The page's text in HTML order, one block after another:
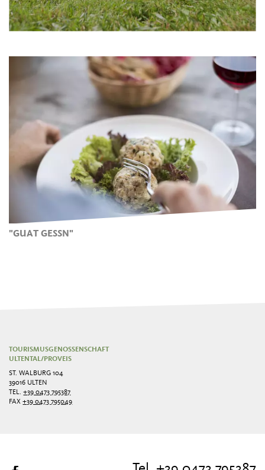
"GUAT GESSN"
TOURISMUSGENOSSENSCHAFT
ULTENTAL/PROVEIS
ST. WALBURG 104
39016 ULTEN
TEL.+39 0473 795387
FAX+39 0473 795049